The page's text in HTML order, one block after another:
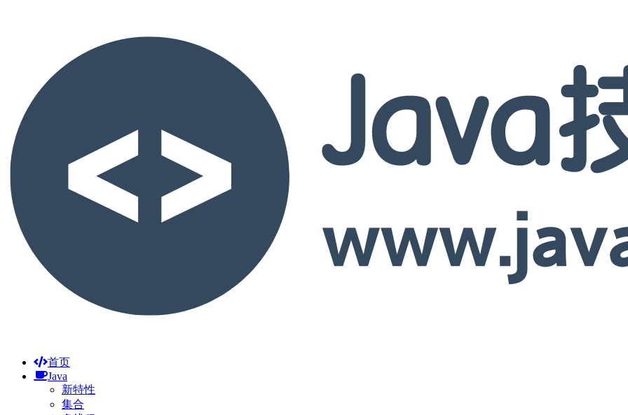
首页
Java
新特性
集合